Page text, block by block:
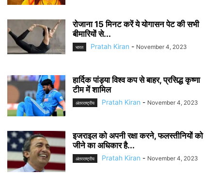
रोजाना 15 मिनट करें ये योगासन पेट की सभी
बीमारियों से...
भारत Pratah Kiran - November 4, 2023
हार्दिक पांड्या विश्व कप से बाहर, प्रसिद्ध कृष्णा
टीम में शामिल
अंतरराष्ट्रीय Pratah Kiran - November 4, 2023
इजराइल को अपनी रक्षा करने, फलस्तीनियों को
जीने का अधिकार है...
अंतरराष्ट्रीय Pratah Kiran - November 4, 2023